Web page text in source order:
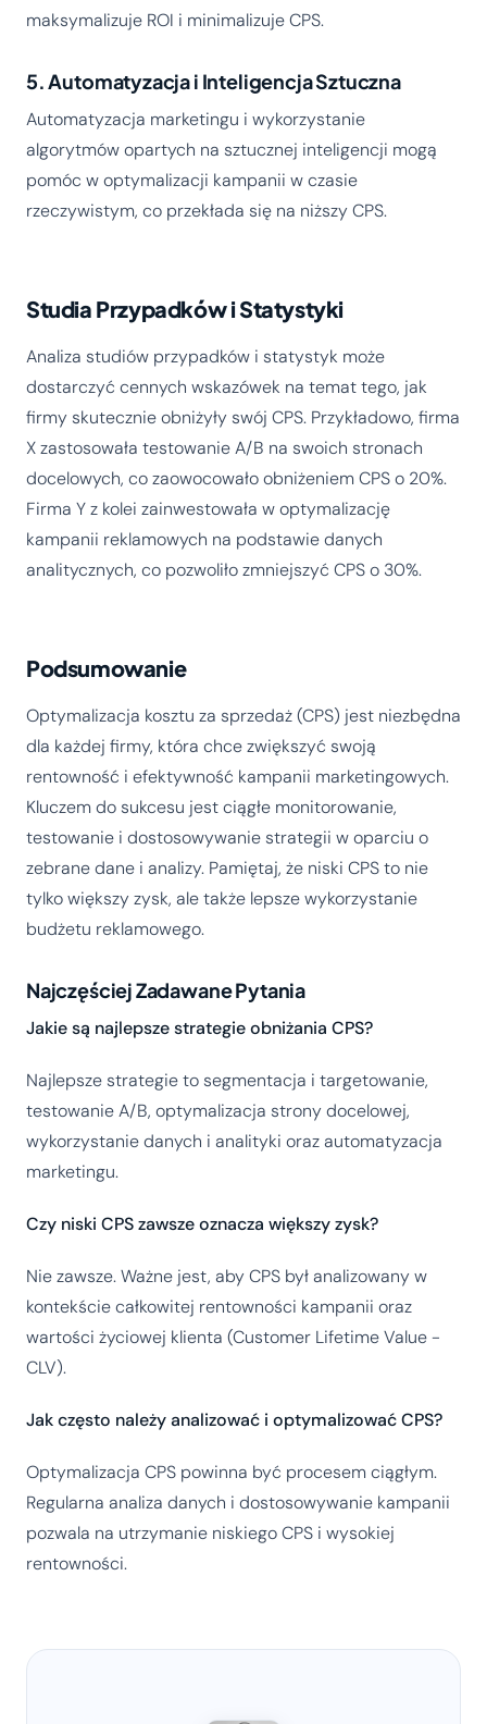
maksymalizuje ROI i minimalizuje CPS.
5. Automatyzacja i Inteligencja Sztuczna
Automatyzacja marketingu i wykorzystanie
algorytmów opartych na sztucznej inteligencji mogą
pomóc w optymalizacji kampanii w czasie
rzeczywistym, co przekłada się na niższy CPS.
Studia Przypadków i Statystyki
Analiza studiów przypadków i statystyk może
dostarczyć cennych wskazówek na temat tego, jak
firmy skutecznie obniżyły swój CPS. Przykładowo, firma
X zastosowała testowanie A/B na swoich stronach
docelowych, co zaowocowało obniżeniem CPS o 20%.
Firma Y z kolei zainwestowała w optymalizację
kampanii reklamowych na podstawie danych
analitycznych, co pozwoliło zmniejszyć CPS o 30%.
Podsumowanie
Optymalizacja kosztu za sprzedaż (CPS) jest niezbędna
dla każdej firmy, która chce zwiększyć swoją
rentowność i efektywność kampanii marketingowych.
Kluczem do sukcesu jest ciągłe monitorowanie,
testowanie i dostosowywanie strategii w oparciu o
zebrane dane i analizy. Pamiętaj, że niski CPS to nie
tylko większy zysk, ale także lepsze wykorzystanie
budżetu reklamowego.
Najczęściej Zadawane Pytania
Jakie są najlepsze strategie obniżania CPS?
Najlepsze strategie to segmentacja i targetowanie,
testowanie A/B, optymalizacja strony docelowej,
wykorzystanie danych i analityki oraz automatyzacja
marketingu.
Czy niski CPS zawsze oznacza większy zysk?
Nie zawsze. Ważne jest, aby CPS był analizowany w
kontekście całkowitej rentowności kampanii oraz
wartości życiowej klienta (Customer Lifetime Value -
CLV).
Jak często należy analizować i optymalizować CPS?
Optymalizacja CPS powinna być procesem ciągłym.
Regularna analiza danych i dostosowywanie kampanii
pozwala na utrzymanie niskiego CPS i wysokiej
rentowności.